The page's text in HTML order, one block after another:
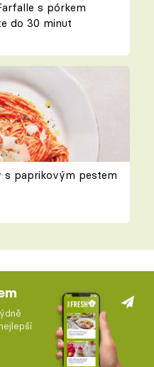
s pórkem
do 30 minut
s paprikovým pestem